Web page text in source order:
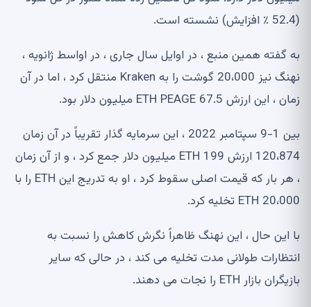
(52.4 ٪ افزایش) نشسته است.
به گفته همین منبع ، در اوایل سال جاری ، در اواسط ژانویه ،
نهنگ نیز 20،000 گوشت را به Kraken منتقل کرد ، اما در آن
زمان ، این ارزش ETH PEAGE 67.5 میلیون دلار بود.
بین 1-9 سپتامبر 2022 ، این سرمایه گذار تقریباً در آن زمان
120،874 ارزش ETH 199 میلیون دلار جمع کرد ، و از آن زمان
، هر بار که قیمت اصلی سقوط کرد ، او به تدریج این ETH را با
20،000 ETH تخلیه کرد.
با این حال ، این نهنگ ظاهراً نگرش کاهش را نسبت به
انتظارات طولانی مدت تخلیه می کند ، در حالی که سایر
بازیگران بازار ETH را نجات می دهند.